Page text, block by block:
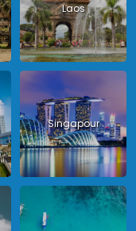
Laos
Singapour